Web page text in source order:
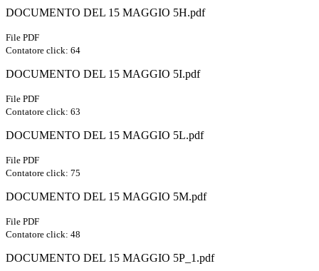
DOCUMENTO DEL 15 MAGGIO 5H.pdf
File PDF
Contatore click: 64
DOCUMENTO DEL 15 MAGGIO 5I.pdf
File PDF
Contatore click: 63
DOCUMENTO DEL 15 MAGGIO 5L.pdf
File PDF
Contatore click: 75
DOCUMENTO DEL 15 MAGGIO 5M.pdf
File PDF
Contatore click: 48
DOCUMENTO DEL 15 MAGGIO 5P_1.pdf